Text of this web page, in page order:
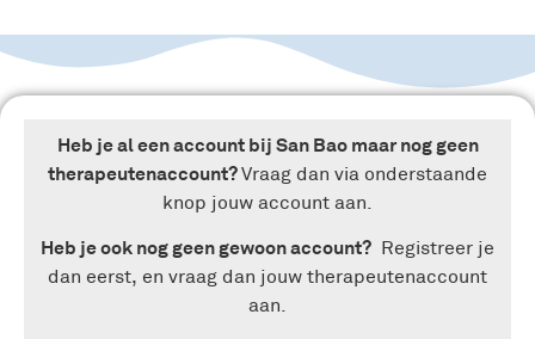
Heb je al een account bij San Bao maar nog geen
therapeutenaccount?Vraag dan via onderstaande
knop jouw account aan.
Heb je ook nog geen gewoon account? Registreer je
dan eerst, en vraag dan jouw therapeutenaccount
aan.